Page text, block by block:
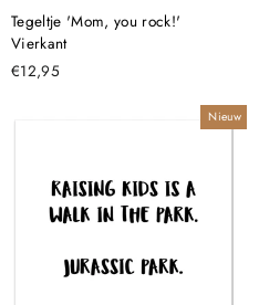
Tegeltje 'Mom, you rock!'
Vierkant
€12,95
Nieuw